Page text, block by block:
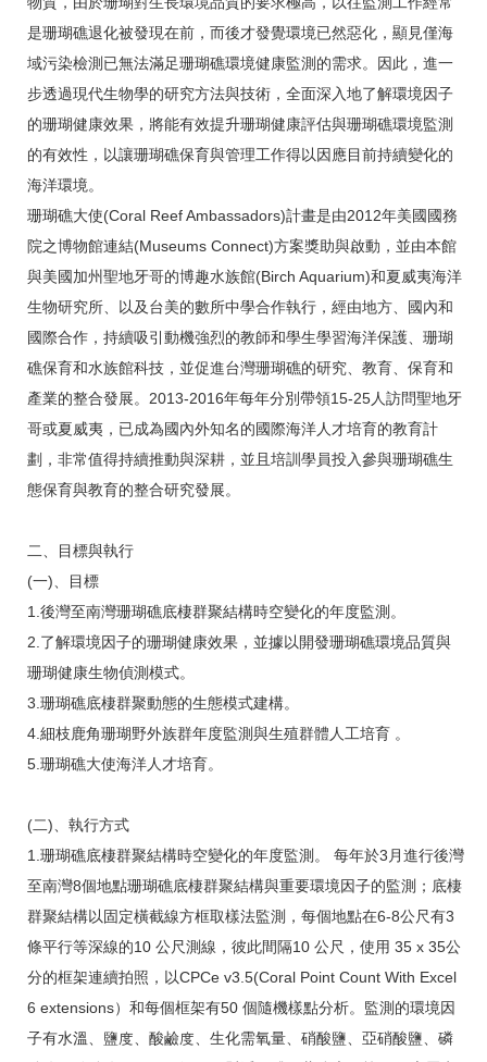
是珊瑚礁退化被發現在前，而後才發覺環境已然惡化，顯見僅海
域污染檢測已無法滿足珊瑚礁環境健康監測的需求。因此，進一
步透過現代生物學的研究方法與技術，全面深入地了解環境因子
的珊瑚健康效果，將能有效提升珊瑚健康評估與珊瑚礁環境監測
的有效性，以讓珊瑚礁保育與管理工作得以因應目前持續變化的
海洋環境。
珊瑚礁大使(Coral Reef Ambassadors)計畫是由2012年美國國務
院之博物館連結(Museums Connect)方案獎助與啟動，並由本館
與美國加州聖地牙哥的博趣水族館(Birch Aquarium)和夏威夷海洋
生物研究所、以及台美的數所中學合作執行，經由地方、國內和
國際合作，持續吸引動機強烈的教師和學生學習海洋保護、珊瑚
礁保育和水族館科技，並促進台灣珊瑚礁的研究、教育、保育和
產業的整合發展。2013-2016年每年分別帶領15-25人訪問聖地牙
哥或夏威夷，已成為國內外知名的國際海洋人才培育的教育計
劃，非常值得持續推動與深耕，並且培訓學員投入參與珊瑚礁生
態保育與教育的整合研究發展。
二、目標與執行
(一)、目標
1.後灣至南灣珊瑚礁底棲群聚結構時空變化的年度監測。
2.了解環境因子的珊瑚健康效果，並據以開發珊瑚礁環境品質與
珊瑚健康生物偵測模式。
3.珊瑚礁底棲群聚動態的生態模式建構。
4.細枝鹿角珊瑚野外族群年度監測與生殖群體人工培育 。
5.珊瑚礁大使海洋人才培育。
(二)、執行方式
1.珊瑚礁底棲群聚結構時空變化的年度監測。 每年於3月進行後灣
至南灣8個地點珊瑚礁底棲群聚結構與重要環境因子的監測；底棲
群聚結構以固定橫截線方框取樣法監測，每個地點在6-8公尺有3
條平行等深線的10 公尺測線，彼此間隔10 公尺，使用 35 x 35公
分的框架連續拍照，以CPCe v3.5(Coral Point Count With Excel
6 extensions）和每個框架有50 個隨機樣點分析。監測的環境因
子有水溫、鹽度、酸鹼度、生化需氧量、硝酸鹽、亞硝酸鹽、磷